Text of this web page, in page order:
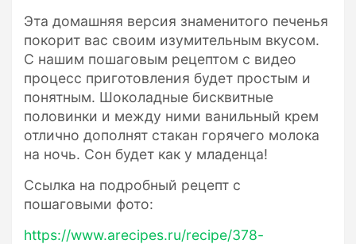
Эта домашняя версия знаменитого печенья
покорит вас своим изумительным вкусом.
С нашим пошаговым рецептом с видео
процесс приготовления будет простым и
понятным. Шоколадные бисквитные
половинки и между ними ванильный крем
отлично дополнят стакан горячего молока
на ночь. Сон будет как у младенца!
Ссылка на подробный рецепт с
пошаговыми фото:
https://www.arecipes.ru/recipe/378-